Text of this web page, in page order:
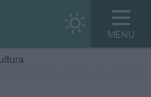
MENU